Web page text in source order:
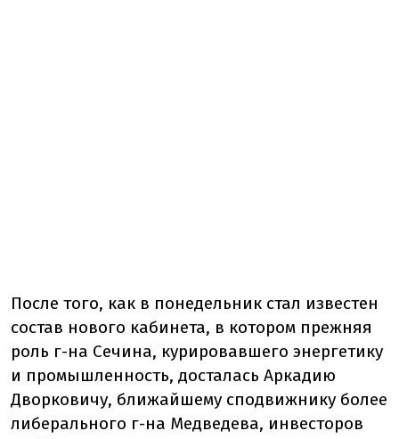
После того, как в понедельник стал известен
состав нового кабинета, в котором прежняя
роль г-на Сечина, курировавшего энергетику
и промышленность, досталась Аркадию
Дворковичу, ближайшему сподвижнику более
либерального г-на Медведева, инвесторов